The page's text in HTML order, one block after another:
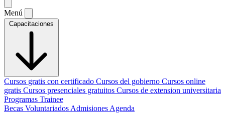
Menú
Capacitaciones
Cursos gratis con certificado Cursos del gobierno Cursos online
gratis Cursos presenciales gratuitos Cursos de extension universitaria
Programas Trainee
Becas Voluntariados Admisiones Agenda